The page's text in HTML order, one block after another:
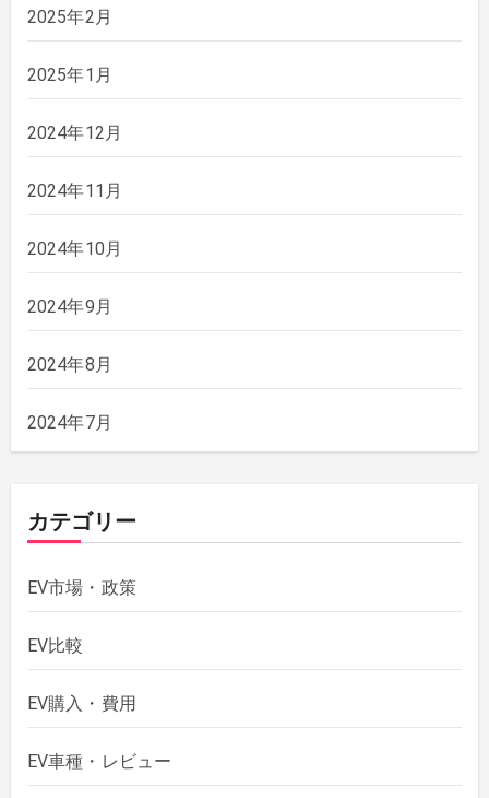
2025年2月
2025年1月
2024年12月
2024年11月
2024年10月
2024年9月
2024年8月
2024年7月
カテゴリー
EV市場・政策
EV比較
EV購入・費用
EV車種・レビュー